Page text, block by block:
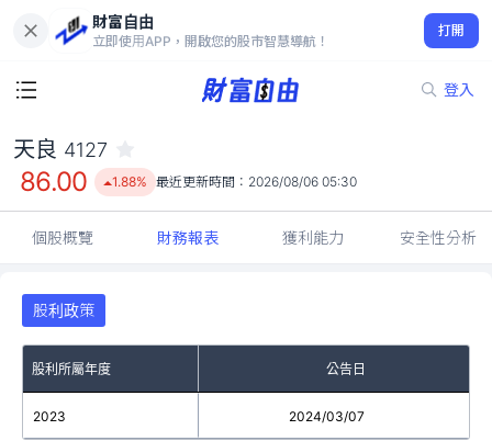
財富自由
立即使用APP，開啟您的股市智慧導航！
打開
登入
86.00
1.88%
天良 4127
86.00 1.88% 最近更新時間： 2026/08/06 05:30
個股概覽 財務報表 獲利能力 安全性分析
股利政策
股利所屬年度 公告日
2023 2024/03/07